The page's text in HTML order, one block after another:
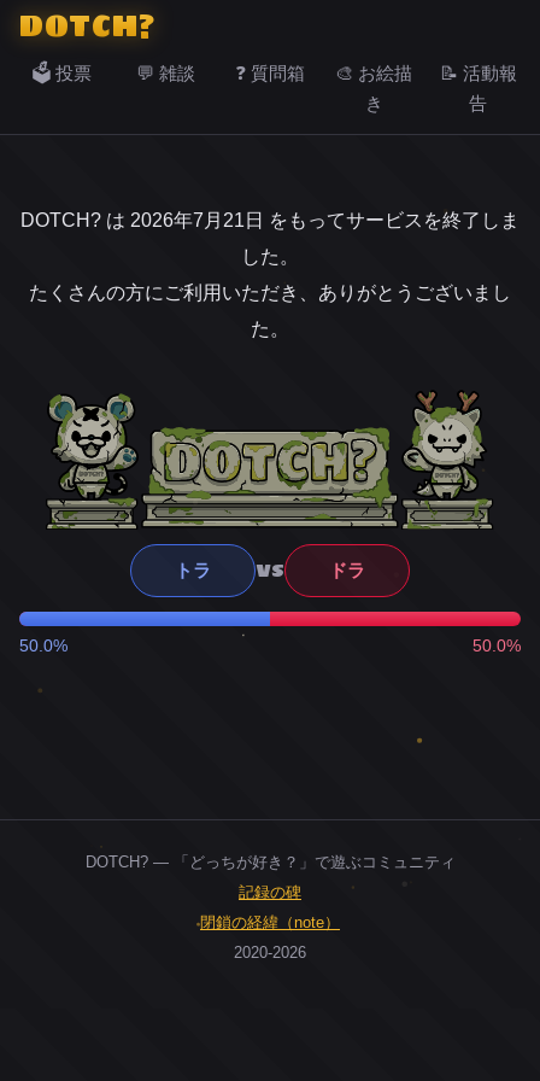
DOTCH?
🗳️ 投票 💬 雑談 ❓ 質問箱
🎨 お絵描
き
📝 活動報
告
DOTCH? は 2026年7月21日 をもってサービスを終了しま
した。
たくさんの方にご利用いただき、ありがとうございまし
た。
トラ VS ドラ
50.0% 50.0%
DOTCH? — 「どっちが好き？」で遊ぶコミュニティ
記録の碑
閉鎖の経緯（note）
2020-2026